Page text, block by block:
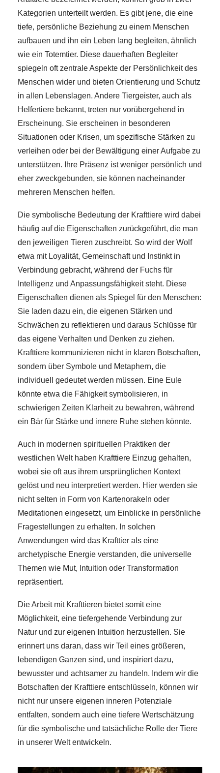
Kategorien unterteilt werden. Es gibt jene, die eine
tiefe, persönliche Beziehung zu einem Menschen
aufbauen und ihn ein Leben lang begleiten, ähnlich
wie ein Totemtier. Diese dauerhaften Begleiter
spiegeln oft zentrale Aspekte der Persönlichkeit des
Menschen wider und bieten Orientierung und Schutz
in allen Lebenslagen. Andere Tiergeister, auch als
Helfertiere bekannt, treten nur vorübergehend in
Erscheinung. Sie erscheinen in besonderen
Situationen oder Krisen, um spezifische Stärken zu
verleihen oder bei der Bewältigung einer Aufgabe zu
unterstützen. Ihre Präsenz ist weniger persönlich und
eher zweckgebunden, sie können nacheinander
mehreren Menschen helfen.
Die symbolische Bedeutung der Krafttiere wird dabei
häufig auf die Eigenschaften zurückgeführt, die man
den jeweiligen Tieren zuschreibt. So wird der Wolf
etwa mit Loyalität, Gemeinschaft und Instinkt in
Verbindung gebracht, während der Fuchs für
Intelligenz und Anpassungsfähigkeit steht. Diese
Eigenschaften dienen als Spiegel für den Menschen:
Sie laden dazu ein, die eigenen Stärken und
Schwächen zu reflektieren und daraus Schlüsse für
das eigene Verhalten und Denken zu ziehen.
Krafttiere kommunizieren nicht in klaren Botschaften,
sondern über Symbole und Metaphern, die
individuell gedeutet werden müssen. Eine Eule
könnte etwa die Fähigkeit symbolisieren, in
schwierigen Zeiten Klarheit zu bewahren, während
ein Bär für Stärke und innere Ruhe stehen könnte.
Auch in modernen spirituellen Praktiken der
westlichen Welt haben Krafttiere Einzug gehalten,
wobei sie oft aus ihrem ursprünglichen Kontext
gelöst und neu interpretiert werden. Hier werden sie
nicht selten in Form von Kartenorakeln oder
Meditationen eingesetzt, um Einblicke in persönliche
Fragestellungen zu erhalten. In solchen
Anwendungen wird das Krafttier als eine
archetypische Energie verstanden, die universelle
Themen wie Mut, Intuition oder Transformation
repräsentiert.
Die Arbeit mit Krafttieren bietet somit eine
Möglichkeit, eine tiefergehende Verbindung zur
Natur und zur eigenen Intuition herzustellen. Sie
erinnert uns daran, dass wir Teil eines größeren,
lebendigen Ganzen sind, und inspiriert dazu,
bewusster und achtsamer zu handeln. Indem wir die
Botschaften der Krafttiere entschlüsseln, können wir
nicht nur unsere eigenen inneren Potenziale
entfalten, sondern auch eine tiefere Wertschätzung
für die symbolische und tatsächliche Rolle der Tiere
in unserer Welt entwickeln.